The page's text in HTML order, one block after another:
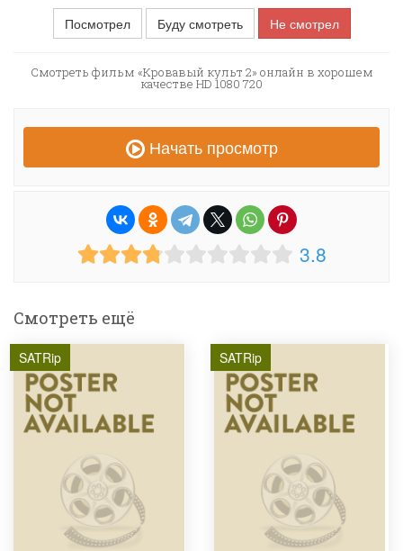
Посмотрел
Буду смотреть Не смотрел
Смотреть фильм «Кровавый культ 2» онлайн в хорошем
качестве HD 1080 720
Начать просмотр
3.8
Смотреть ещё
SATRip SATRip